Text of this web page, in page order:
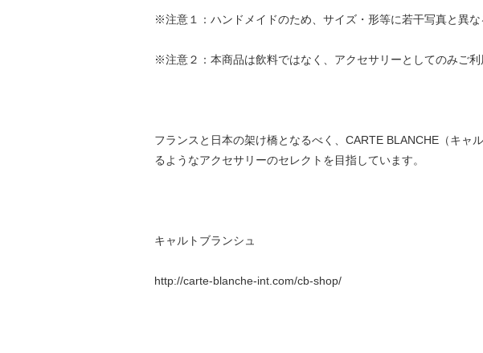
※注意１：ハンドメイドのため、サイズ・形等に若干写真と異な
※注意２：本商品は飲料ではなく、アクセサリーとしてのみご利
フランスと日本の架け橋となるべく、CARTE BLANCHE（キ
るようなアクセサリーのセレクトを目指しています。
キャルトブランシュ
http://carte-blanche-int.com/cb-shop/